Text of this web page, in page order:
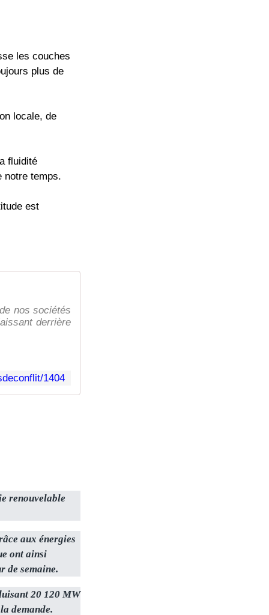
les couches
plus de
locale, de
fluidité
notre temps.
est
nos sociétés
derrière
1404
renouvelable
aux énergies
ont ainsi
de semaine.
20 120 MW
demande.